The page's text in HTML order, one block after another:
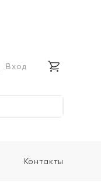
Вход
Контакты